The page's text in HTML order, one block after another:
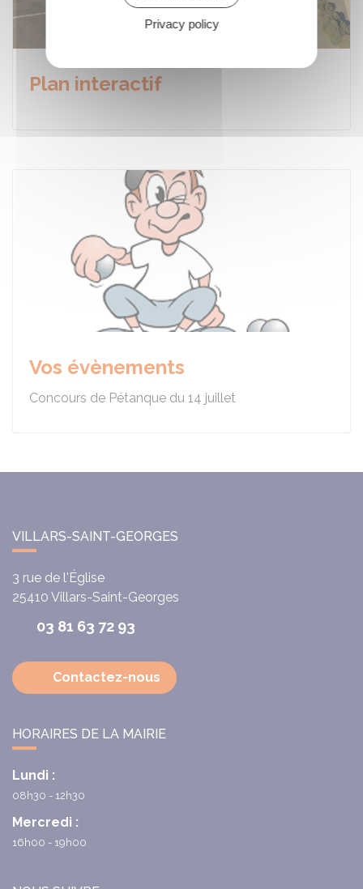
Plan interactif
Vos évènements
Concours de Pétanque du 14 juillet
VILLARS-SAINT-GEORGES
3 rue de l'Église
25410 Villars-Saint-Georges
03 81 63 72 93
Contactez-nous
HORAIRES DE LA MAIRIE
Lundi :
08h30 - 12h30
Mercredi :
16h00 - 19h00
Privacy policy